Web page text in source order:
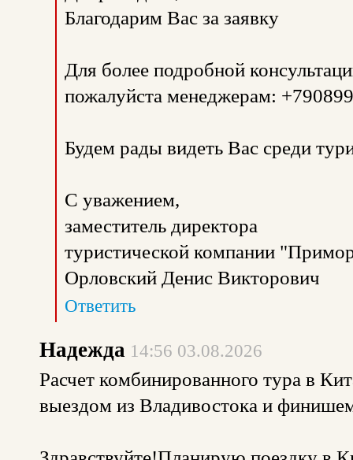
Благодарим Вас за заявку
Для более подробной
пожалуйста менеджерам:
Будем рады видеть Вас среди
С уважением,
заместитель директора
туристической компании
Орловский Денис Викторович
Ответить
Надежда 14:56 03.08.2026
Расчет комбинированного тура в
выездом из Владивостока и